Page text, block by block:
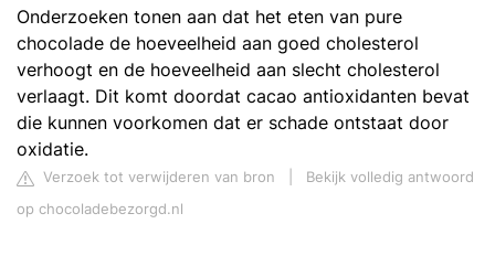
Onderzoeken tonen aan dat het eten van pure
chocolade de hoeveelheid aan goed cholesterol
verhoogt en de hoeveelheid aan slecht cholesterol
verlaagt. Dit komt doordat cacao antioxidanten bevat
die kunnen voorkomen dat er schade ontstaat door
oxidatie.
Verzoek tot verwijderen van bron
Bekijk volledig antwoord
op chocoladebezorgd.nl